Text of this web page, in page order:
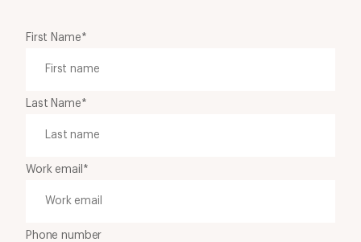
First Name*
Last Name*
Work email *
Phone number